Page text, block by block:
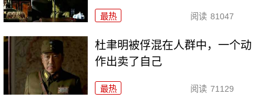
最热 阅读 81047
杜聿明被俘混在人群中，一个动
作出卖了自己
最热 阅读 71129